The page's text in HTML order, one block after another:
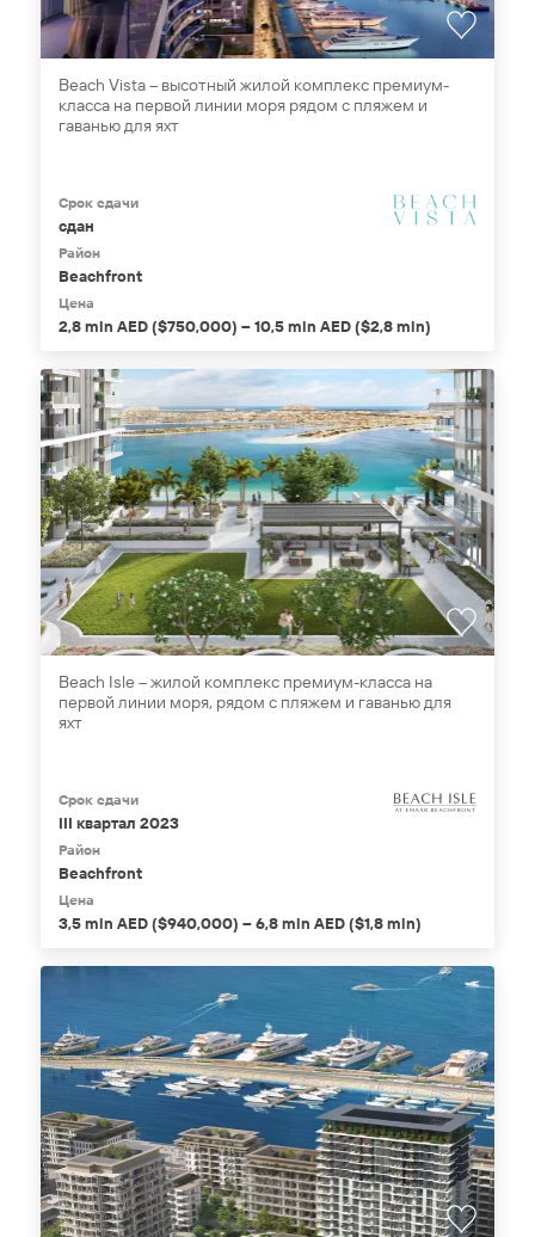
Beach Vista – высотный жилой комплекс премиум-
класса на первой линии моря рядом с пляжем и
гаванью для яхт
Срок сдачи
сдан
Район
Beachfront
Цена
2,8 mln AED ($750,000) – 10,5 mln AED ($2,8 mln)
Beach Isle – жилой комплекс премиум-класса на
первой линии моря, рядом с пляжем и гаванью для
яхт
Срок сдачи
III квартал 2023
Район
Beachfront
Цена
3,5 mln AED ($940,000) – 6,8 mln AED ($1,8 mln)